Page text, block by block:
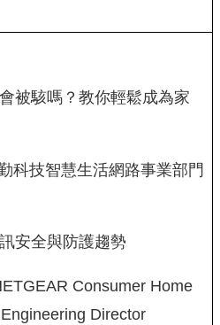
被駭嗎？教你輕鬆成為家
科技智慧生活網路事業部門
安全與防護趨勢
Consumer Home
Director